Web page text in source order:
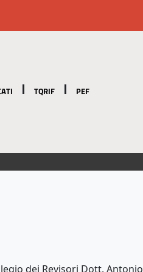
TQRIF PEF
dei Revisori Dott. Antonio